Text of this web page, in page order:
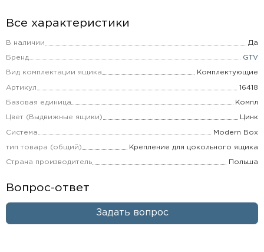
Все характеристики
В наличии Да
Бренд GTV
Вид комплектации ящика Комплектующие
Артикул 16418
Базовая единица Компл
Цвет (Выдвижные ящики) Цинк
Система Modern Box
тип товара (общий) Крепление для цокольного ящика
Страна производитель Польша
Вопрос-ответ
Задать вопрос